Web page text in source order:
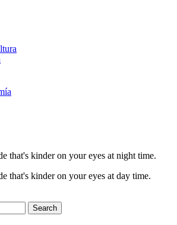
that's kinder on your eyes at night time.
that's kinder on your eyes at day time.
Search